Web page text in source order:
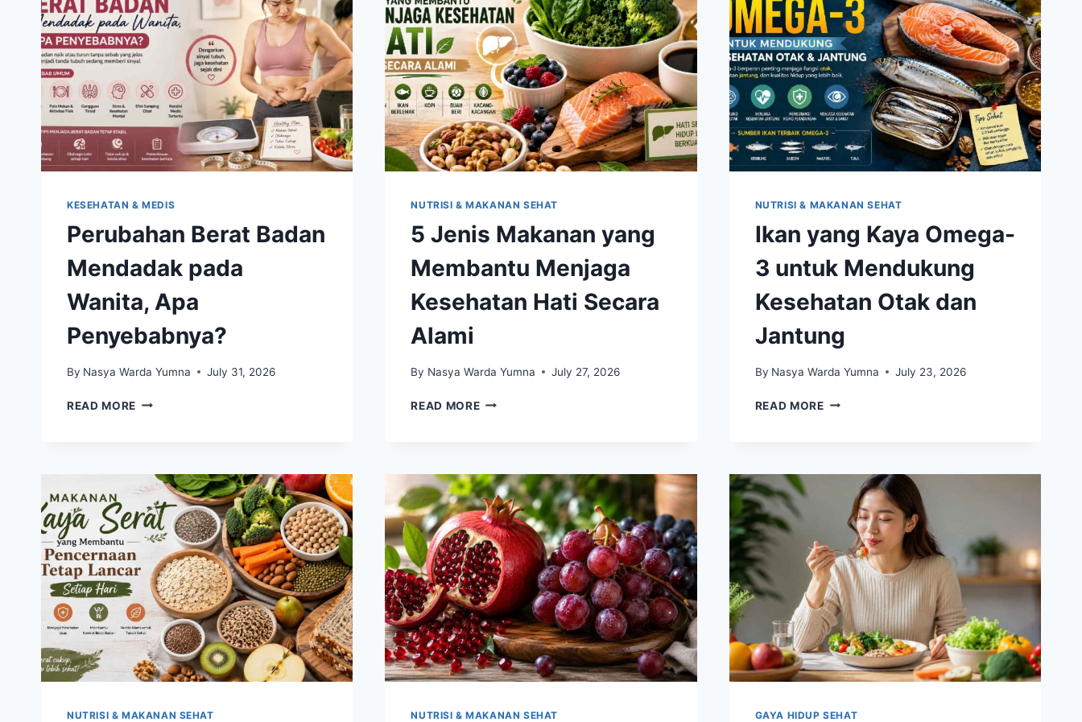
MENDUKUNG
FUNGSI
OTAK
DAN
JANTUNG
BAIK
DIKONSUMSI
SETIAP
HARI
KESEHATAN & MEDIS
Perubahan Berat Badan
Mendadak pada
Wanita, Apa
Penyebabnya?
By Nasya Warda Yumna July 31, 2026
READ MORE PERUBAHAN
WANITA,
APA
PENYEBABNYA?
NUTRISI & MAKANAN SEHAT
5 Jenis Makanan yang
Membantu Menjaga
Kesehatan Hati Secara
Alami
By Nasya Warda Yumna July 27, 2026
READ MORE5
MENJAGA
KESEHATAN
HATI
SECARA
ALAMI
NUTRISI & MAKANAN SEHAT
Ikan yang Kaya Omega-
3 untuk Mendukung
Kesehatan Otak dan
Jantung
By Nasya Warda Yumna July 23, 2026
READ MOREIKAN
UNTUK
MENDUKUNG
KESEHATAN
OTAK
DAN
JANTUNG
NUTRISI & MAKANAN SEHAT NUTRISI & MAKANAN SEHAT GAYA HIDUP SEHAT